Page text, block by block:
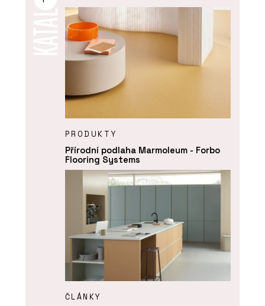
PRODUKTY
Přírodní podlaha Marmoleum - Forbo
Flooring Systems
ČLÁNKY